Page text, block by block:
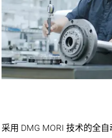
采用 DMG MORI 技术的全